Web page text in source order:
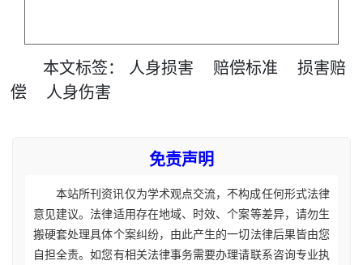
本文标签： 人身损害 赔偿标准
损害赔
偿
人身伤害
免责声明
本站所刊资讯仅为学术观点交流，不构成任何形式法律
意见建议。法律适用存在地域、时效、个案等差异，请勿生
搬硬套处理具体个案纠纷，由此产生的一切法律后果皆由您
自担全责。如您有相关法律事务需要办理请联系咨询专业执